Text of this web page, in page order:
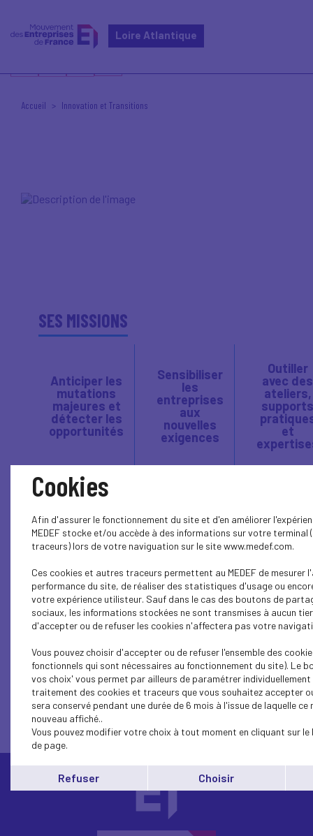
Loire Atlantique
Accueil Innovation et Transitions
SES MISSIONS
Anticiper les
mutations
majeures et
détecter les
opportunités
Sensibiliser
les
entreprises
aux
nouvelles
exigences
Outiller
avec des
ateliers,
supports
et
© 2025 MEDEF Loire-Atlantique. Tous
Cookies
Afin d'assurer le fonctionnement du site et d'en améliorer
MEDEF stocke et/ou accède à des informations sur votre terminal
traceurs) lors de votre naviguation sur le site www.medef.com.
Ces cookies et autres traceurs permettent au MEDEF de mesurer
performance du site, de réaliser des statistiques d'usage ou
votre expérience utilisteur. Sauf dans le cas des boutons de
sociaux, les informations stockées ne sont transmises à aucun
d'accepter ou de refuser les cookies n'affectera pas votre
Vous pouvez choisir d'accepter ou de refuser l'ensemble des
fonctionnels qui sont nécessaires au fonctionnement du site). Le
vos choix' vous permet par ailleurs de paramétrer
traitement des cookies et traceurs que vous souhaitez accepter
sera conservé pendant une durée de 6 mois à l'issue de laquelle ce
nouveau affiché..
Vous pouvez modifier votre choix à tout moment en cliquant sur le
de page.
Refuser Choisir